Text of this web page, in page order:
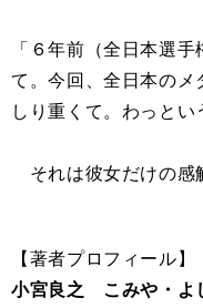
「６年前（全日本選
て。今回、全日本のメ
しり重くて。わっとい
それは彼女だけの感
【著者プロフィール】
小宮良之 こみや・よ